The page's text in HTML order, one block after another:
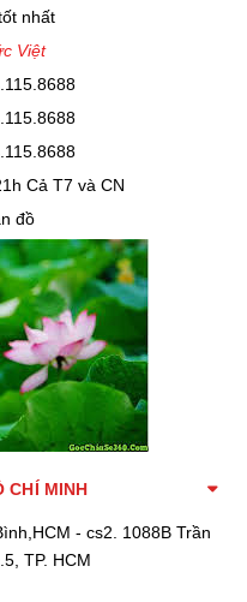
nhất
Việt
Cả T7 và CN
đồ
CHÍ MINH
- cs2. 1088B Trần
TP. HCM